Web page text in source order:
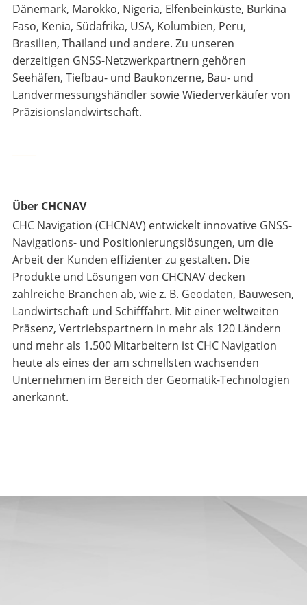
Dänemark, Marokko, Nigeria, Elfenbeinküste, Burkina
Faso, Kenia, Südafrika, USA, Kolumbien, Peru,
Brasilien, Thailand und andere. Zu unseren
derzeitigen GNSS-Netzwerkpartnern gehören
Seehäfen, Tiefbau- und Baukonzerne, Bau- und
Landvermessungshändler sowie Wiederverkäufer von
Präzisionslandwirtschaft.
Über CHCNAV
CHC Navigation (CHCNAV) entwickelt innovative GNSS-
Navigations- und Positionierungslösungen, um die
Arbeit der Kunden effizienter zu gestalten. Die
Produkte und Lösungen von CHCNAV decken
zahlreiche Branchen ab, wie z. B. Geodaten, Bauwesen,
Landwirtschaft und Schifffahrt. Mit einer weltweiten
Präsenz, Vertriebspartnern in mehr als 120 Ländern
und mehr als 1.500 Mitarbeitern ist CHC Navigation
heute als eines der am schnellsten wachsenden
Unternehmen im Bereich der Geomatik-Technologien
anerkannt.